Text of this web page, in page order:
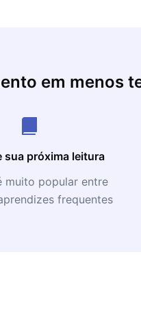
em menos
sua próxima leitura
muito popular entre
frequentes